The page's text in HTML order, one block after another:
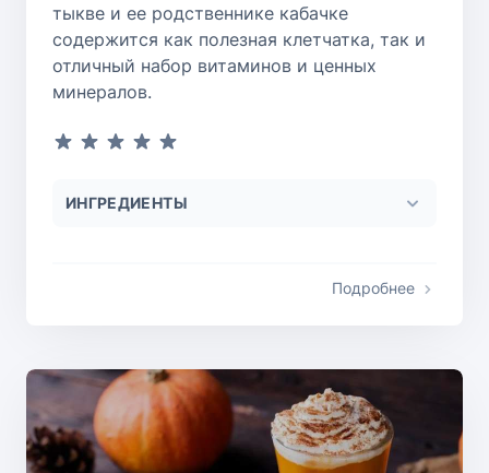
тыкве и ее родственнике кабачке
содержится как полезная клетчатка, так и
отличный набор витаминов и ценных
минералов.
ИНГРЕДИЕНТЫ
Подробнее